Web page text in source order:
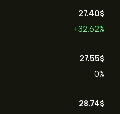
27.40‎$‎
+32.62%
27.55‎$‎
0%
28.74‎$‎